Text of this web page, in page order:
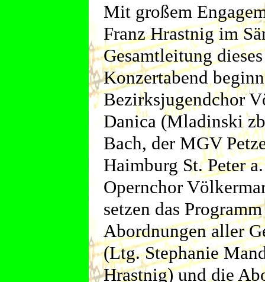
Mit großem
Franz Hrastnig im
Gesamtleitung
Konzertabend
Bezirksjugendchor
Danica (Mladinski
Bach, der MGV
Haimburg St. Peter
Opernchor
setzen das
Abordnungen aller
(Ltg. Stephanie
Hrastnig) und die